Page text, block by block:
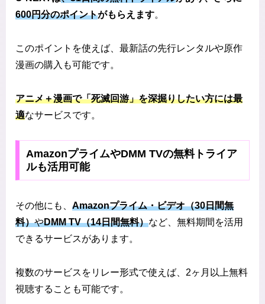
600円分のポイントがもらえます。
このポイントを使えば、最新話の先行レンタルや原作
漫画の購入も可能です。
アニメ＋漫画で「死滅回游」を深掘りしたい方には最
適なサービスです。
AmazonプライムやDMM TVの無料トライア
ルも活用可能
その他にも、 Amazonプライム・ビデオ（30日間無
料）やDMM TV（14日間無料）など、無料期間を活用
できるサービスがあります。
複数のサービスをリレー形式で使えば、2ヶ月以上無料
視聴することも可能です。